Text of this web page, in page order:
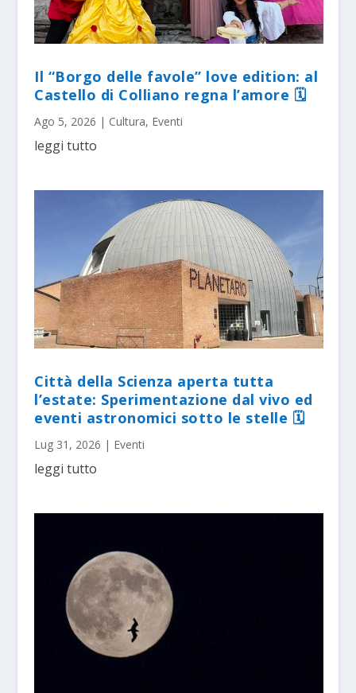
Il “Borgo delle favole” love edition: al
Castello di Colliano regna l’amore 🗓
Ago 5, 2026 | Cultura, Eventi
leggi tutto
Città della Scienza aperta tutta
l’estate: Sperimentazione dal vivo ed
eventi astronomici sotto le stelle 🗓
Lug 31, 2026 | Eventi
leggi tutto